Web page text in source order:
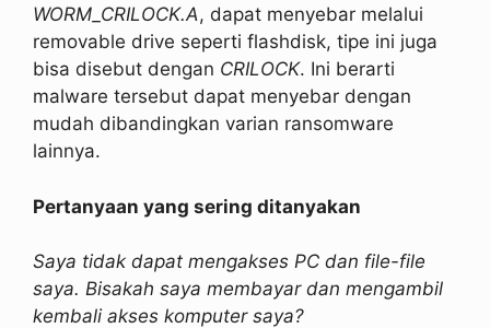
WORM_CRILOCK.A, dapat menyebar melalui
removable drive seperti flashdisk, tipe ini juga
bisa disebut dengan CRILOCK. Ini berarti
malware tersebut dapat menyebar dengan
mudah dibandingkan varian ransomware
lainnya.
Pertanyaan yang sering ditanyakan
Saya tidak dapat mengakses PC dan file-file
saya. Bisakah saya membayar dan mengambil
kembali akses komputer saya?